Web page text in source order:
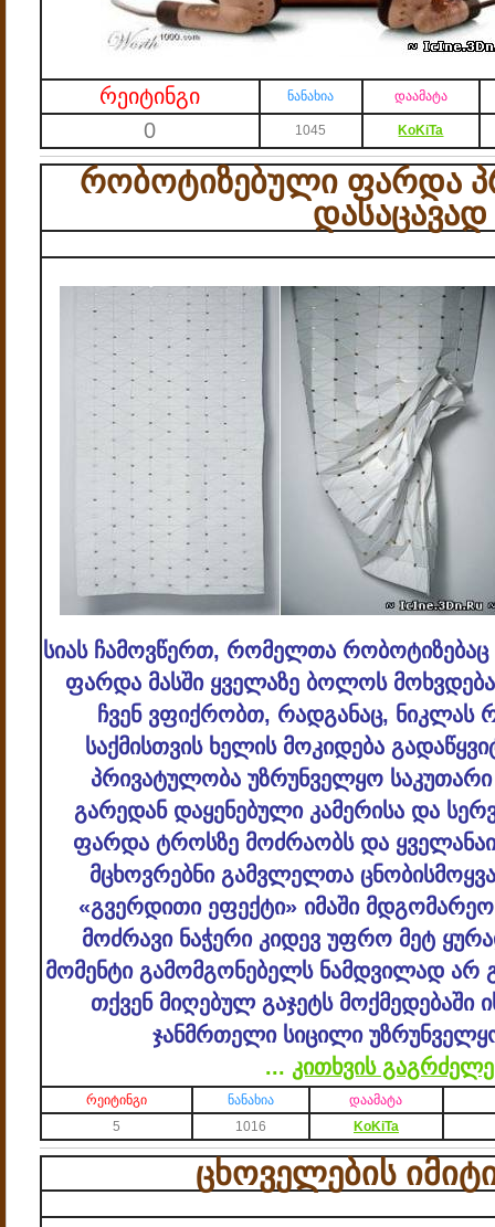
რეიტინგი ნანახია დაამატა
0 1045 KoKiTa
რობოტიზებული ფარდა
დასაცავად
სიას ჩამოვწერთ, რომელთა რობოტიზებაც
ფარდა მასში ყველაზე ბოლოს
ჩვენ ვფიქრობთ, რადგანაც, ნიკლას
საქმისთვის ხელის მოკიდება
პრივატულობა უზრუნველყო საკუთარი
გარედან დაყენებული კამერისა და
ფარდა ტროსზე მოძრაობს და
მცხოვრებნი გამვლელთა
«გვერდითი ეფექტი» იმაში
მოძრავი ნაჭერი კიდევ უფრო მეტ
მომენტი გამომგონებელს ნამდვილად არ
თქვენ მიღებულ გაჯეტს მოქმედებაში
ჯანმრთელი სიცილი
... კითხვის
რეიტინგი ნანახია
დაამატა
5
1016 KoKiTa
ცხოველების